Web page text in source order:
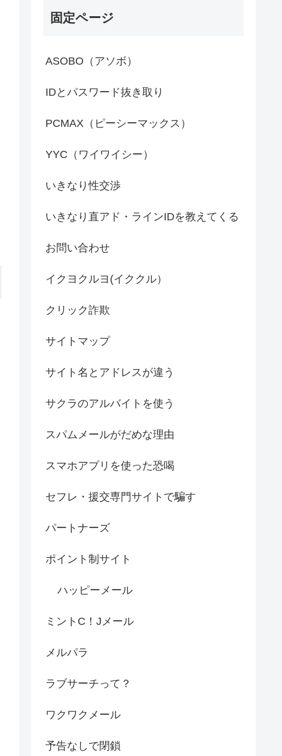
固定ページ
ASOBO（アソボ）
IDとパスワード抜き取り
PCMAX（ピーシーマックス）
YYC（ワイワイシー）
いきなり性交渉
いきなり直アド・ラインIDを教えてくる
お問い合わせ
イクヨクルヨ(イククル）
クリック詐欺
サイトマップ
サイト名とアドレスが違う
サクラのアルバイトを使う
スパムメールがだめな理由
スマホアプリを使った恐喝
セフレ・援交専門サイトで騙す
パートナーズ
ポイント制サイト
ハッピーメール
ミントC！Jメール
メルパラ
ラブサーチって？
ワクワクメール
予告なしで閉鎖